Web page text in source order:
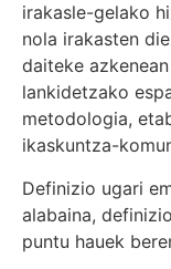
irakasle-gelako
nola irakasten
daiteke
lankidetzako
metodologia,
ikaskuntza-
Definizio ugari
alabaina,
puntu hauek